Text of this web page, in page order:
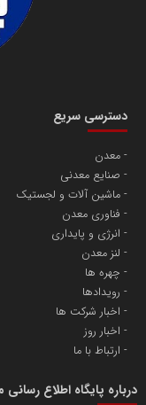
دسترسی سریع
معدن
صنایع معدنی
ماشین آلات و لجستیک
فناوری معدن
انرژی و پایداری
لنز معدن
چهره ها
رویدادها
اخبار شرکت ها
اخبار روز
ارتباط با ما
درباره پایگاه اطلاع